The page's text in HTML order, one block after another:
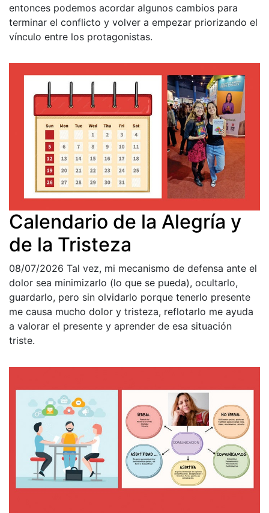
entonces podemos acordar algunos cambios para
terminar el conflicto y volver a empezar priorizando el
vínculo entre los protagonistas.
Calendario de la Alegría y
de la Tristeza
08/07/2026 Tal vez, mi mecanismo de defensa ante el
dolor sea minimizarlo (lo que se pueda), ocultarlo,
guardarlo, pero sin olvidarlo porque tenerlo presente
me causa mucho dolor y tristeza, reflotarlo me ayuda
a valorar el presente y aprender de esa situación
triste.